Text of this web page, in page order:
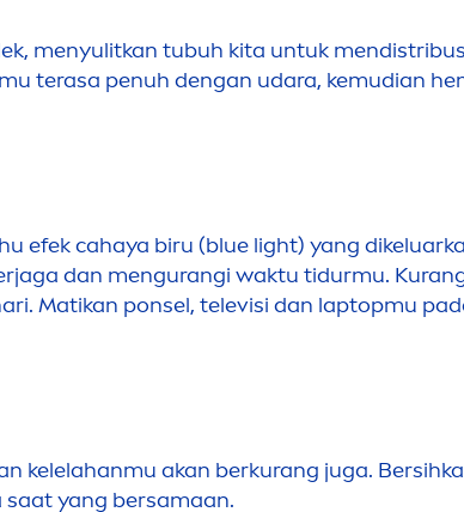
menyulitkan tubuh kita untuk men
mu terasa penuh dengan udara, kemudian
efek cahaya biru (blue light) yang
dan mengurangi waktu tidurmu.
Matikan ponsel, televisi dan laptopmu
kelelahanmu akan berkurang juga.
yang bersamaan.